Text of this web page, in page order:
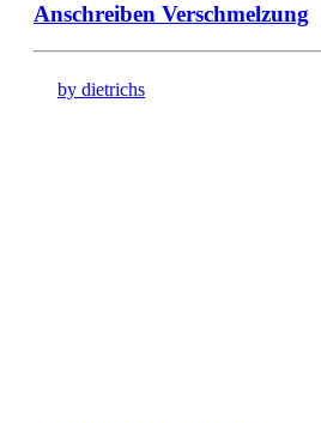
Anschreiben Verschmelzung
by dietrichs